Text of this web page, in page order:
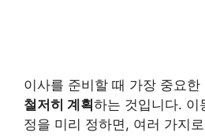
이사를 준비할 때 가장 중요한
철저히 계획하는 것입니다. 이
정을 미리 정하면, 여러 가지